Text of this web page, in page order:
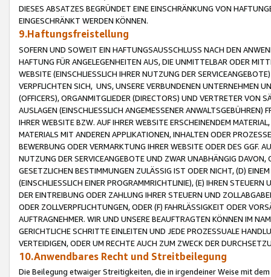
DIESES ABSATZES BEGRÜNDET EINE EINSCHRÄNKUNG VON
EINGESCHRÄNKT WERDEN KÖNNEN.
9.Haftungsfreistellung
SOFERN UND SOWEIT EIN HAFTUNGSAUSSCHLUSS NACH DEN
HAFTUNG FÜR ANGELEGENHEITEN AUS, DIE UNMITTELBAR ODER
WEBSITE (EINSCHLIESSLICH IHRER NUTZUNG DER
VERPFLICHTEN SICH, UNS, UNSERE VERBUNDENEN UNTERNEHMEN
(OFFICERS), ORGANMITGLIEDER (DIRECTORS) UND VERTRETER VON
AUSLAGEN (EINSCHLIESSLICH ANGEMESSENER
IHRER WEBSITE BZW. AUF IHRER WEBSITE ERSCHEINENDEM
MATERIALS MIT ANDEREN APPLIKATIONEN, INHALTEN ODER
BEWERBUNG ODER VERMARKTUNG IHRER WEBSITE ODER DES GGF.
NUTZUNG DER SERVICEANGEBOTE UND ZWAR UNABHÄNGIG
GESETZLICHEN BESTIMMUNGEN ZULÄSSIG IST ODER NICHT, (D)
(EINSCHLIESSLICH EINER PROGRAMMRICHTLINIE), (E) IHREN
DER EINTREIBUNG ODER ZAHLUNG IHRER STEUERN UND
ODER ZOLLVERPFLICHTUNGEN, ODER (F) FAHRLÄSSIGKEIT ODER
AUFTRAGNEHMER. WIR UND UNSERE BEAUFTRAGTEN KÖNNEN IM
GERICHTLICHE SCHRITTE EINLEITEN UND JEDE PROZESSUALE
VERTEIDIGEN, ODER UM RECHTE AUCH ZUM ZWECK DER
10.Anwendbares Recht und Streitbeilegung
Die Beilegung etwaiger Streitigkeiten, die in irgendeiner Weise mit